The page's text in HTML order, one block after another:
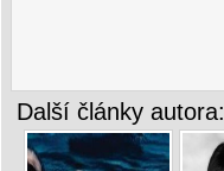
Další články autora: